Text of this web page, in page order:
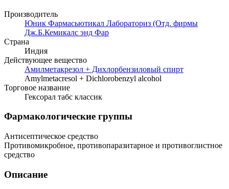
Производитель
Юник Фармасьютикал Лабораториз (Отд. фирмы
Дж.Б.Кемикалс энд Фар
Страна
Индия
Действующее вещество
Амилметакрезол + Дихлорбензиловый спирт
Amylmetacresol + Dichlorobenzyl alcohol
Торговое название
Гексорал табс классик
Фармакологические группы
Антисептическое средство
Противомикробное, противопаразитарное и противоглистное
средство
Описание